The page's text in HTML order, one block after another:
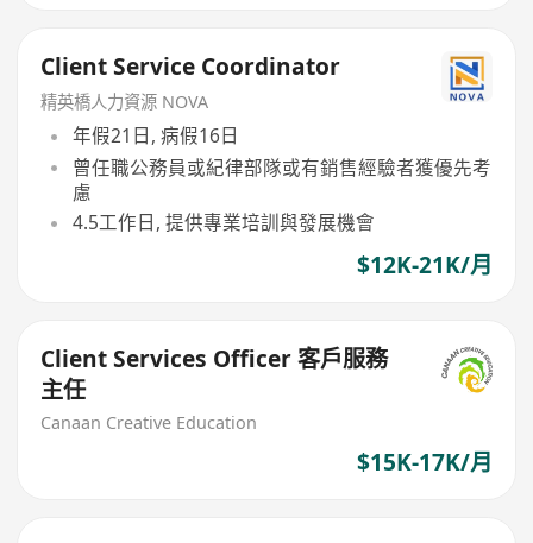
Client Service Coordinator
精英橋人力資源 NOVA
年假21日, 病假16日
曾任職公務員或紀律部隊或有銷售經驗者獲優先考
慮
4.5工作日, 提供專業培訓與發展機會
$12K-21K/月
Client Services Officer 客戶服務
主任
Canaan Creative Education
$15K-17K/月